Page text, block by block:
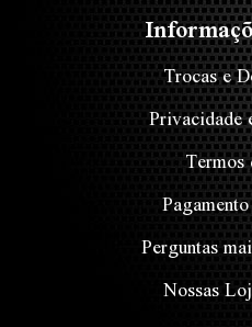
Trocas e
Privacidade
Perguntas
Nossas